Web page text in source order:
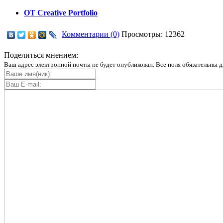
OT Creative Portfolio
Комментарии (0) Просмотры: 12362
Поделиться мнением:
Ваш адрес электронной почты не будет опубликован. Все поля обязательны